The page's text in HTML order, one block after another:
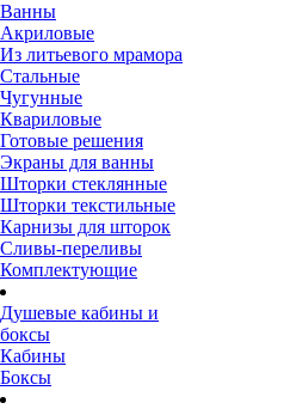
Ванны
Акриловые
Из литьевого мрамора
Стальные
Чугунные
Квариловые
Готовые решения
Экраны для ванны
Шторки стеклянные
Шторки текстильные
Карнизы для шторок
Сливы-переливы
Комплектующие
Душевые кабины и
боксы
Кабины
Боксы